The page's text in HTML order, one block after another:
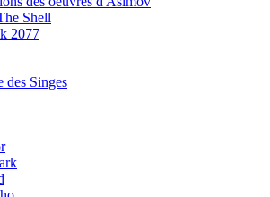
Shell
2077
des Singes